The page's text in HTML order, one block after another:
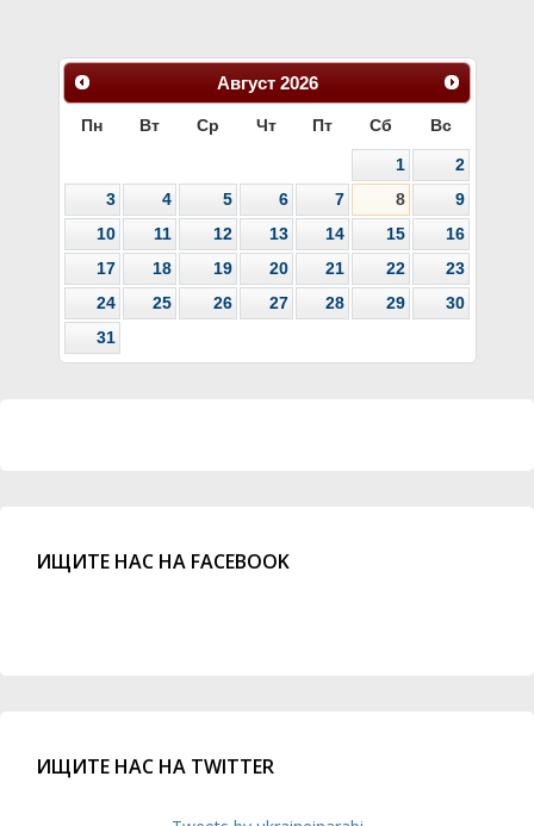
Август 2026
Пн Вт Ср Чт Пт Сб Вс
1
2
3
4 5 6 7 8
9
10
11 12 13 14 15
16
17
18 19 20 21 22
23
24
25 26 27 28 29
30
31
ИЩИТЕ НАС НА FACEBOOK
ИЩИТЕ НАС НА TWITTER